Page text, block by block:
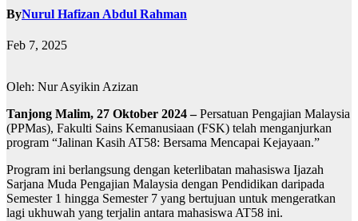
ByNurul Hafizan Abdul Rahman
Feb 7, 2025
Oleh: Nur Asyikin Azizan
Tanjong Malim, 27 Oktober 2024 –Persatuan Pengajian Malaysia
(PPMas), Fakulti Sains Kemanusiaan (FSK) telah menganjurkan
program “Jalinan Kasih AT58: Bersama Mencapai Kejayaan.”
Program ini berlangsung dengan keterlibatan mahasiswa Ijazah
Sarjana Muda Pengajian Malaysia dengan Pendidikan daripada
Semester 1 hingga Semester 7 yang bertujuan untuk mengeratkan
lagi ukhuwah yang terjalin antara mahasiswa AT58 ini.